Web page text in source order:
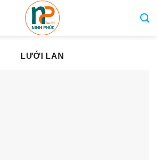
LƯỚI LAN